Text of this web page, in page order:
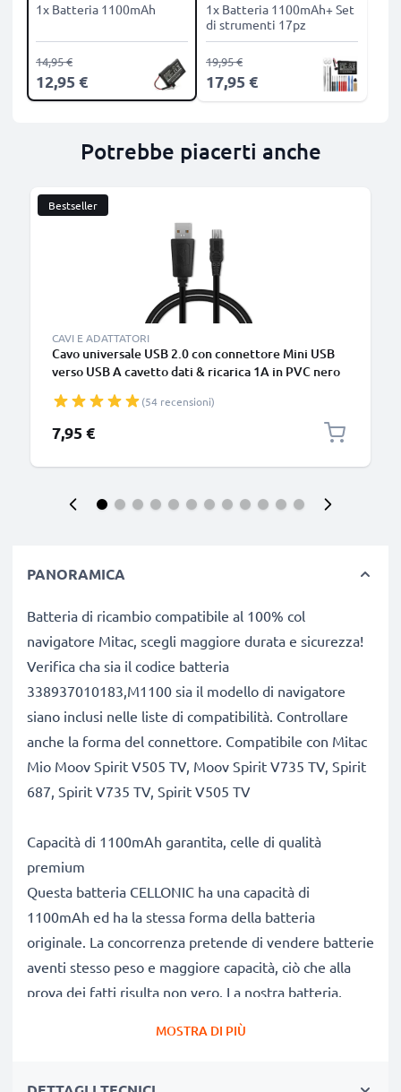
1x Batteria 1100mAh
12,95 €
14,95 €
1x Batteria 1100mAh+ Set
di strumenti 17pz
17,95 €
19,95 €
Potrebbe piacerti anche
Bestseller
CAVI E ADATTATORI
Cavo universale USB 2.0 con connettore Mini USB
verso USB A cavetto dati & ricarica 1A in PVC nero
(54 recensioni)
7,95 €
PANORAMICA
Batteria di ricambio compatibile al 100% col
navigatore Mitac, scegli maggiore durata e sicurezza!
Verifica cha sia il codice batteria
338937010183,M1100 sia il modello di navigatore
siano inclusi nelle liste di compatibilità. Controllare
anche la forma del connettore. Compatibile con Mitac
Mio Moov Spirit V505 TV, Moov Spirit V735 TV, Spirit
687, Spirit V735 TV, Spirit V505 TV
Capacità di 1100mAh garantita, celle di qualità
premium
Questa batteria CELLONIC ha una capacità di
1100mAh ed ha la stessa forma della batteria
originale. La concorrenza pretende di vendere batterie
aventi stesso peso e maggiore capacità, ciò che alla
prova dei fatti risulta non vero. La nostra batteria,
MOSTRA DI PIÙ